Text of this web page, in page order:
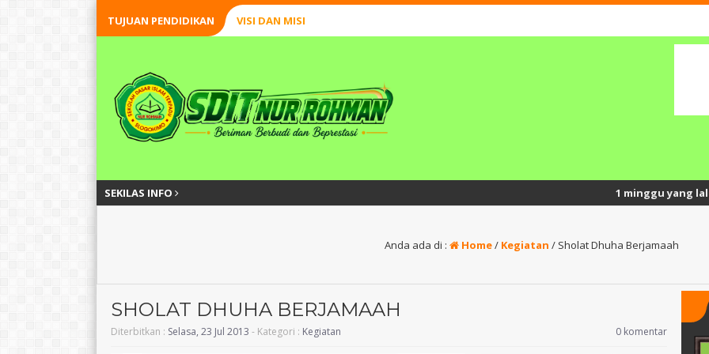
TUJUAN PENDIDIKAN VISI DAN MISI
SEKILAS INFO 1 minggu yang lalu/ Semangat
Anda ada di : Home/ Kegiatan / Sholat Dhuha Berjamaah
SHOLAT DHUHA BERJAMAAH
Diterbitkan : Selasa, 23 Jul 2013 - Kategori : Kegiatan 0 komentar
Akbar Muiz Astomy, S.Pd.